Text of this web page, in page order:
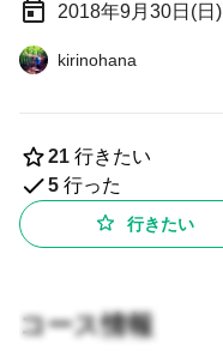
2018年9月30日(日)
kirinohana
21 行きたい
5 行った
行きたい
コース情報